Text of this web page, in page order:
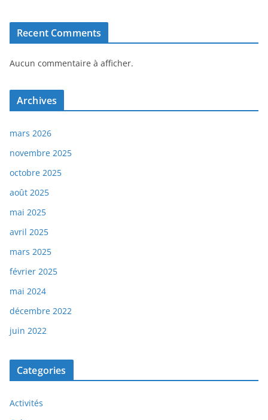
Recent Comments
Aucun commentaire à afficher.
Archives
mars 2026
novembre 2025
octobre 2025
août 2025
mai 2025
avril 2025
mars 2025
février 2025
mai 2024
décembre 2022
juin 2022
Categories
Activités